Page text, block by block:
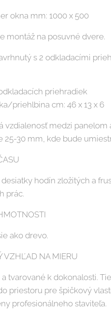
okna mm: 1000 x 500
montáž na posuvné dvere.
s 2 odkladacími
priehradiek
priehlbina cm: 46 x 13 x 6
vzdialenosť medzi panelom
25-30 mm, kde bude
hodín zložitých a
prác.
ako drevo.
VZHĽAD NA MIERU
tvarované k dokonalosti.
priestoru pre špičkový
profesionálneho staviteľa.